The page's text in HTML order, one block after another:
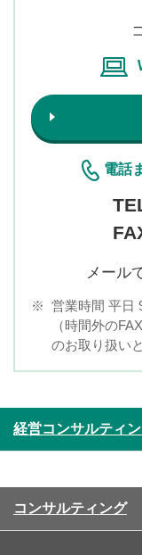
電話
メール
※ 営業時間 平日
（時間外の
のお取り扱い
経営コンサルティ
コンサルティング